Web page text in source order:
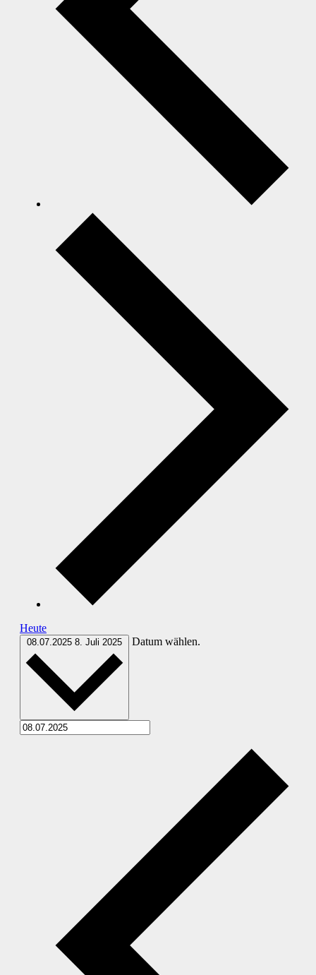
Heute
08.07.2025 8. Juli 2025 Datum wählen.